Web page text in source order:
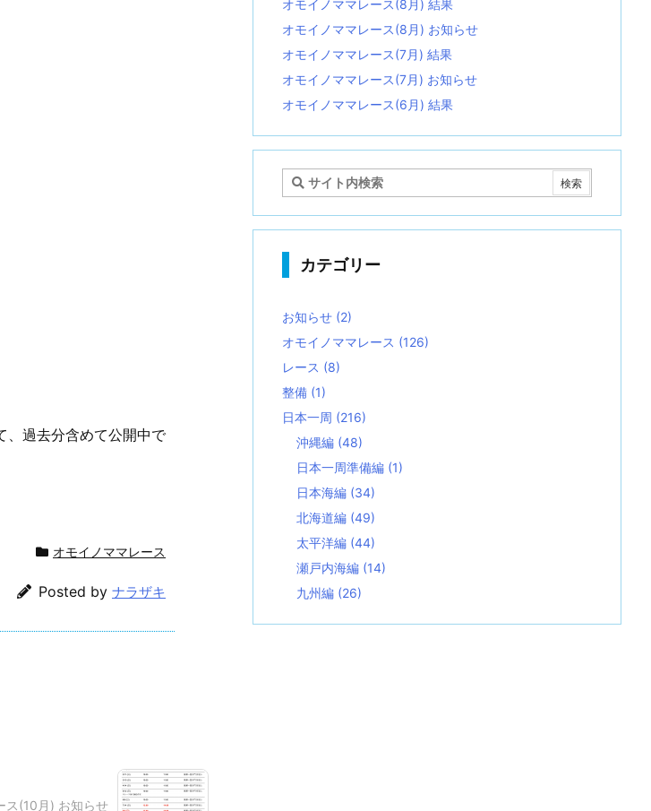
、過去分含めて公開中で
オモイノママレース
Posted by ナラザキ
ス(10月) お知らせ
オモイノママレース(8月) 結果
オモイノママレース(8月) お知らせ
オモイノママレース(7月) 結果
オモイノママレース(7月) お知らせ
オモイノママレース(6月) 結果
カテゴリー
お知らせ (2)
オモイノママレース (126)
レース (8)
整備 (1)
日本一周 (216)
沖縄編 (48)
日本一周準備編 (1)
日本海編 (34)
北海道編 (49)
太平洋編 (44)
瀬戸内海編 (14)
九州編 (26)